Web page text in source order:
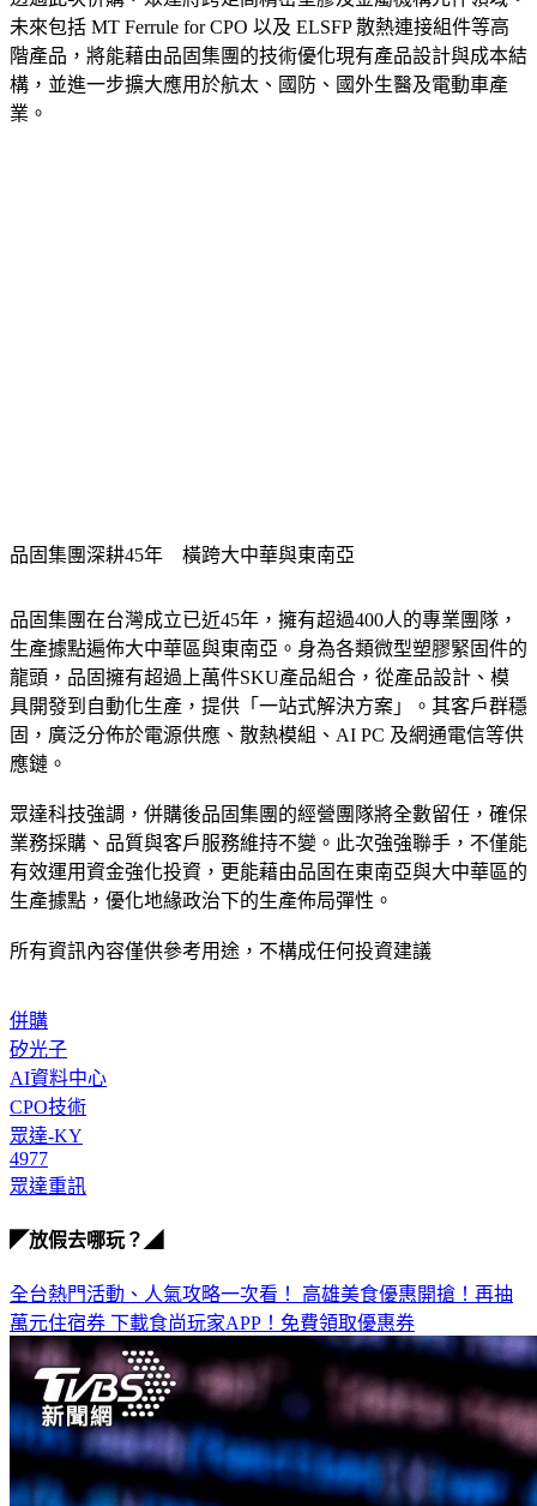
透過此次併購，眾達將跨足高精密塑膠及金屬機構元件領域。
未來包括 MT Ferrule for CPO 以及 ELSFP 散熱連接組件等高
階產品，將能藉由品固集團的技術優化現有產品設計與成本結
構，並進一步擴大應用於航太、國防、國外生醫及電動車產
品固集團在台灣成立已近45年，擁有超過400人的專業團隊，
生產據點遍佈大中華區與東南亞。身為各類微型塑膠緊固件的
龍頭，品固擁有超過上萬件SKU產品組合，從產品設計、模
具開發到自動化生產，提供「一站式解決方案」。其客戶群穩
固，廣泛分佈於電源供應、散熱模組、AI PC 及網通電信等供
眾達科技強調，併購後品固集團的經營團隊將全數留任，確保
業務採購、品質與客戶服務維持不變。此次強強聯手，不僅能
有效運用資金強化投資，更能藉由品固在東南亞與大中華區的
併購
矽光子
AI資料中心
CPO技術
眾達-KY
4977
全台熱門活動、人氣攻略一次看！高雄美食優惠開搶！再抽
萬元住宿券下載食尚玩家APP！免費領取優惠券